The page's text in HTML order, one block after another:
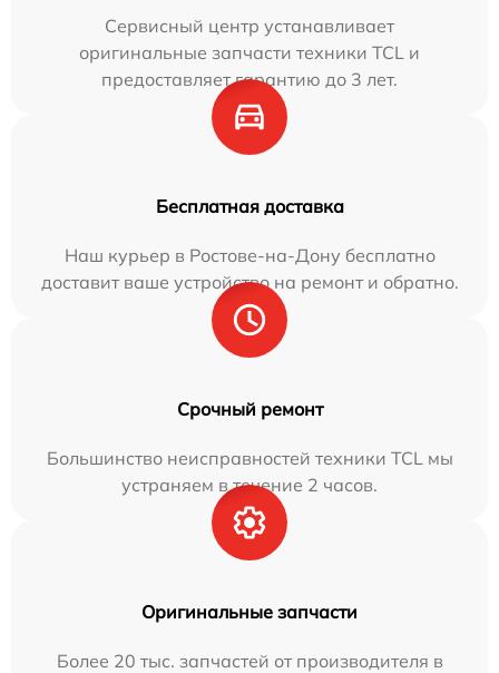
Сервисный центр устанавливает
оригинальные запчасти техники TCL и
предоставляет гарантию до 3 лет.
Бесплатная доставка
Наш курьер в Ростове-на-Дону бесплатно
доставит ваше устройство на ремонт и обратно.
Срочный ремонт
Большинство неисправностей техники TCL мы
устраняем в течение 2 часов.
Оригинальные запчасти
Более 20 тыс. запчастей от производителя в